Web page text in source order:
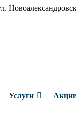
Услуги